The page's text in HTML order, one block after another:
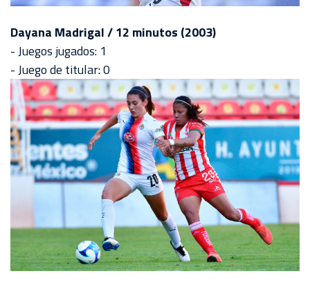
Dayana Madrigal / 12 minutos (2003)
- Juegos jugados: 1
- Juego de titular: 0